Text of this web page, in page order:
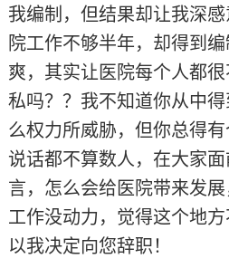
我编制，但结果却让我深
院工作不够半年，却得到
爽，其实让医院每个人都
私吗？？我不知道你从中
么权力所威胁，但你总得
说话都不算数人，在大家
言，怎么会给医院带来发展
工作没动力，觉得这个地
以我决定向您辞职！